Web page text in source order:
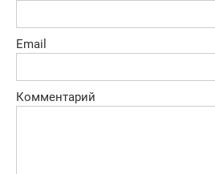
Email
Комментарий